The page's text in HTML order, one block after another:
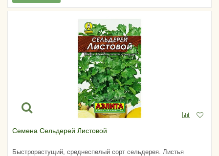
Семена Сельдерей Листовой
Быстрорастущий, среднеспелый сорт сельдерея. Листья